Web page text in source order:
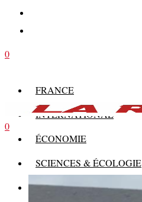
0
FRANCE
INTERNATIONAL
ÉCONOMIE
SCIENCES & ÉCOLOGIE
HISTOIRE
0